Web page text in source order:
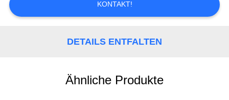
SIE EIN
KONTAKT!
DETAILS ENTFALTEN
Ähnliche Produkte